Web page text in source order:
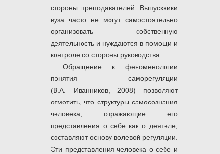
стороны преподавателей. Выпускники
вуза часто не могут самостоятельно
организовать собственную
деятельность и нуждаются в помощи и
контроле со стороны руководства.
Обращение к феноменологии
понятия саморегуляции
(В.А. Иванников, 2008) позволяют
отметить, что структуры самосознания
человека, отражающие его
представления о себе как о деятеле,
составляют основу волевой регуляции.
Эти представления человека о себе и